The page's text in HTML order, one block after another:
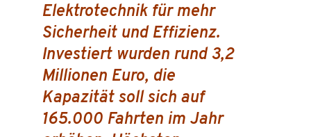
Elektrotechnik für mehr
Sicherheit und Effizienz.
Investiert wurden rund 3,2
Millionen Euro, die
Kapazität soll sich auf
165.000 Fahrten im Jahr